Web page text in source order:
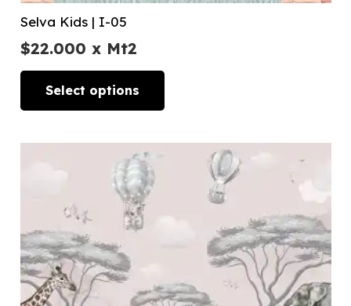
Selva Kids | I-05
$22.000 x Mt2
Select options